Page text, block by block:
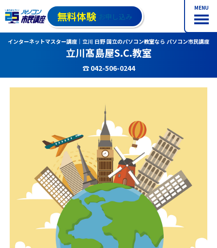
MENU
無料体験 お申し込み
インターネットマスター講座｜立川 日野 国立のパソコン教室なら パソコン市民講座
立川髙島屋S.C.教室
☎ 042-506-0244